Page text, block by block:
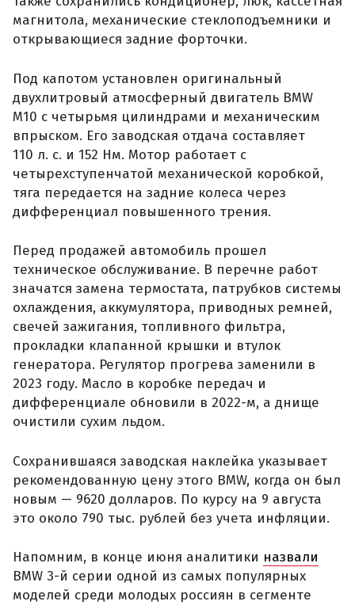
магнитола, механические стеклоподъемники и
открывающиеся задние форточки.
Под капотом установлен оригинальный
двухлитровый атмосферный двигатель BMW
M10 с четырьмя цилиндрами и механическим
впрыском. Его заводская отдача составляет
110 л. с. и 152 Нм. Мотор работает с
четырехступенчатой механической коробкой,
тяга передается на задние колеса через
дифференциал повышенного трения.
Перед продажей автомобиль прошел
техническое обслуживание. В перечне работ
значатся замена термостата, патрубков системы
охлаждения, аккумулятора, приводных ремней,
свечей зажигания, топливного фильтра,
прокладки клапанной крышки и втулок
генератора. Регулятор прогрева заменили в
2023 году. Масло в коробке передач и
дифференциале обновили в 2022-м, а днище
очистили сухим льдом.
Сохранившаяся заводская наклейка указывает
рекомендованную цену этого BMW, когда он был
новым — 9620 долларов. По курсу на 9 августа
это около 790 тыс. рублей без учета инфляции.
Напомним, в конце июня аналитики назвали
BMW 3-й серии одной из самых популярных
моделей среди молодых россиян в сегменте